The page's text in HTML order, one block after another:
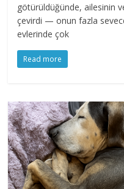
götürüldüğünde, ailesinin
çevirdi — onun fazla
evlerinde çok
Read more